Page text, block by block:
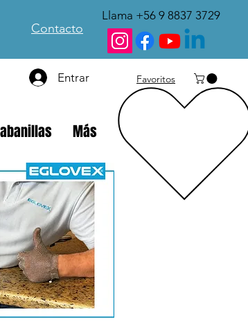
Contacto
Llama +56 9 8837 3729
Entrar Favoritos
Más